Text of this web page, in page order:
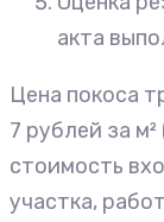
акта
Цена покоса
7 рублей за
стоимость
участка,